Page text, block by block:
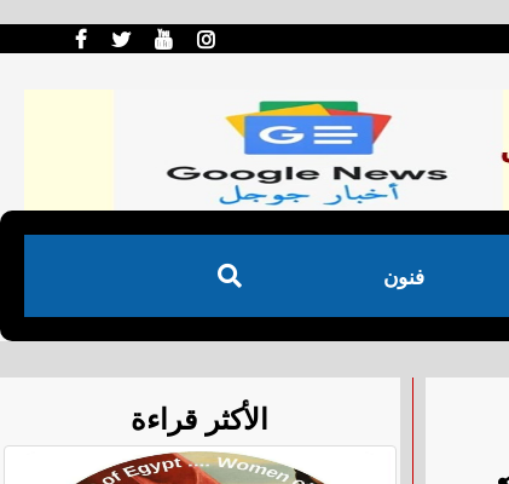
فنون
الأكثر قراءة